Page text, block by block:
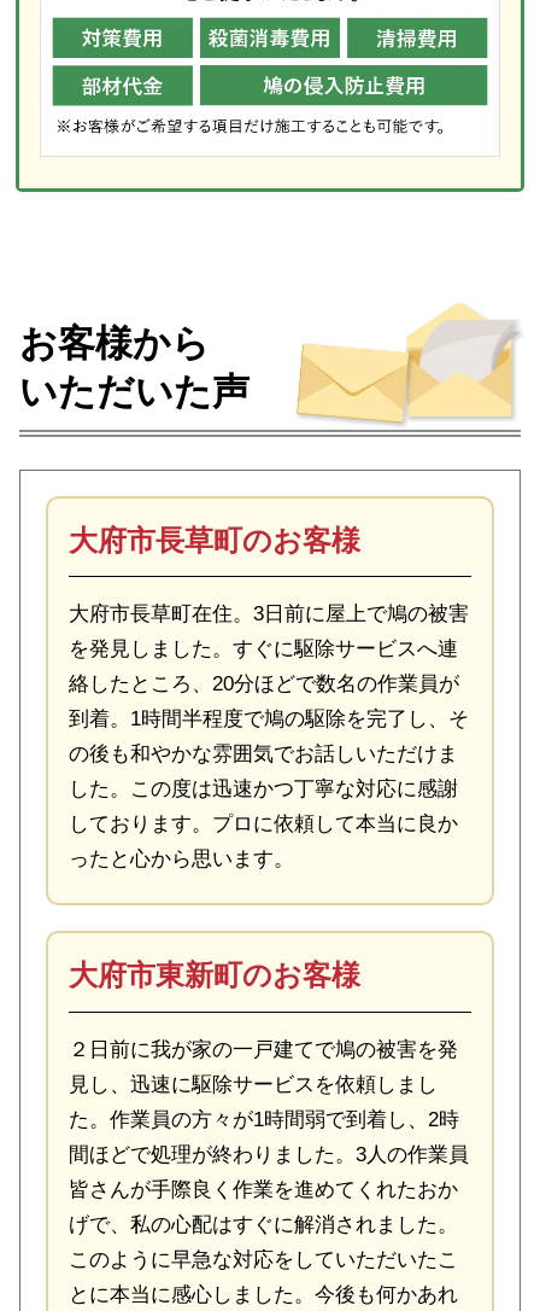
お客様から
いただいた声
大府市長草町のお客様
大府市長草町在住。3日前に屋上で鳩の被害
を発見しました。すぐに駆除サービスへ連
絡したところ、20分ほどで数名の作業員が
到着。1時間半程度で鳩の駆除を完了し、そ
の後も和やかな雰囲気でお話しいただけま
した。この度は迅速かつ丁寧な対応に感謝
しております。プロに依頼して本当に良か
ったと心から思います。
大府市東新町のお客様
２日前に我が家の一戸建てで鳩の被害を発
見し、迅速に駆除サービスを依頼しまし
た。作業員の方々が1時間弱で到着し、2時
間ほどで処理が終わりました。3人の作業員
皆さんが手際良く作業を進めてくれたおか
げで、私の心配はすぐに解消されました。
このように早急な対応をしていただいたこ
とに本当に感心しました。今後も何かあれ